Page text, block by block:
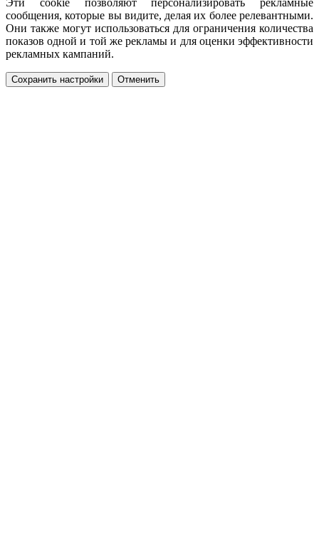
Эти cookie позволяют персонализировать рекламные
сообщения, которые вы видите, делая их более релевантными.
Они также могут использоваться для ограничения количества
показов одной и той же рекламы и для оценки эффективности
рекламных кампаний.
Сохранить настройки Отменить